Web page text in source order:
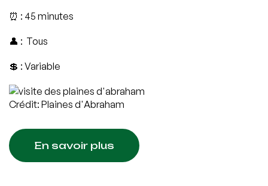
⏰ : 45 minutes
👤 : Tous
💲 : Variable
Crédit: Plaines d'Abraham
En savoir plus